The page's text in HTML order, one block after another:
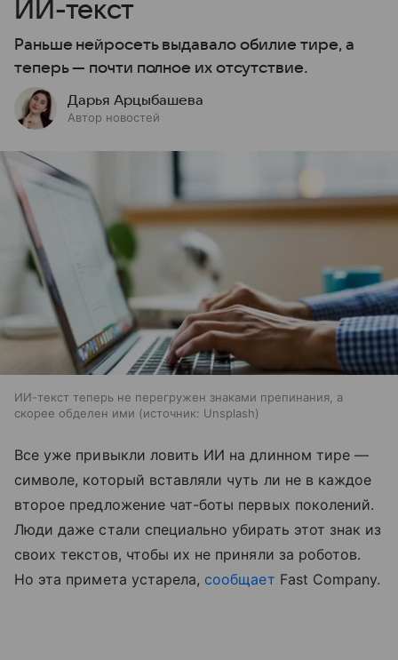
ИИ-текст
Раньше нейросеть выдавало обилие тире, а
теперь — почти полное их отсутствие.
Дарья Арцыбашева
Автор новостей
ИИ-текст теперь не перегружен знаками препинания, а
скорее обделен ими
источник: Unsplash
Все уже привыкли ловить ИИ на длинном тире —
символе, который вставляли чуть ли не в каждое
второе предложение чат-боты первых поколений.
Люди даже стали специально убирать этот знак из
своих текстов, чтобы их не приняли за роботов.
Но эта примета устарела, сообщает Fast Company.